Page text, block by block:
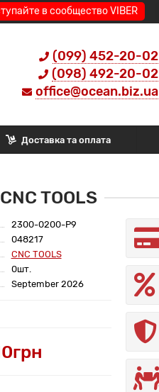
в сообщество VIBER
(099) 452-20-02
(098) 492-20-02
office@ocean.biz.ua
Доставка та оплата
TOOLS
2300-0200-Р9
048217
CNC TOOLS
0шт.
September 2026